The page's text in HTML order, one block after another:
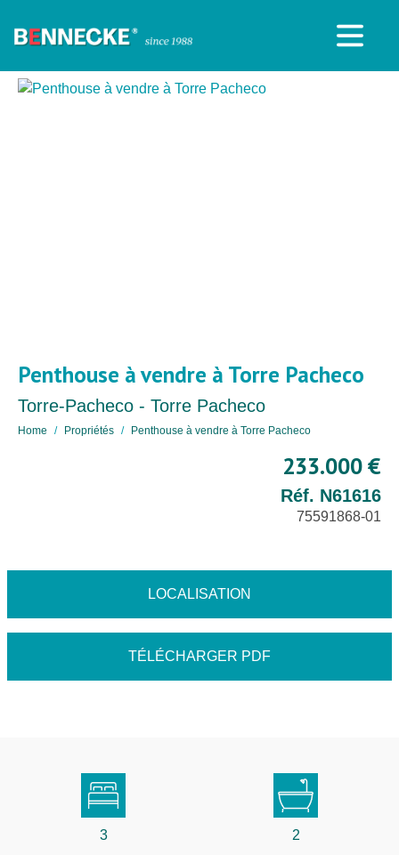
Penthouse à vendre à Torre Pacheco
Torre-Pacheco - Torre Pacheco
Home Propriétés Penthouse à vendre à Torre Pacheco
233.000 €
Réf. N61616
75591868-01
LOCALISATION
TÉLÉCHARGER PDF
3 2